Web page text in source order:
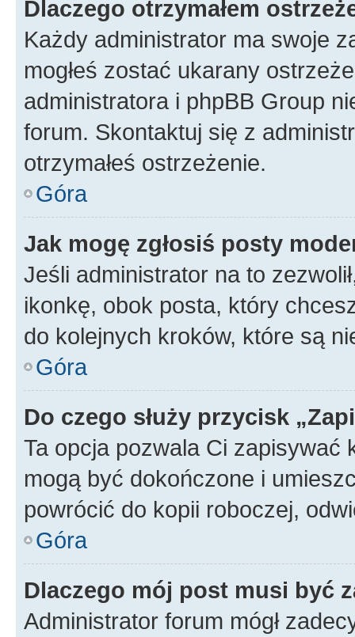
Dlaczego otrzymałem
Każdy administrator ma swoje
mogłeś zostać ukarany
administratora i phpBB Group
forum. Skontaktuj się z
otrzymałeś ostrzeżenie.
Góra
Jak mogę zgłosiś posty
Jeśli administrator na to
ikonkę, obok posta, który
do kolejnych kroków, które są
Góra
Do czego służy przycisk
Ta opcja pozwala Ci zapisywać
mogą być dokończone i
powrócić do kopii roboczej,
Góra
Dlaczego mój post musi być
Administrator forum mógł